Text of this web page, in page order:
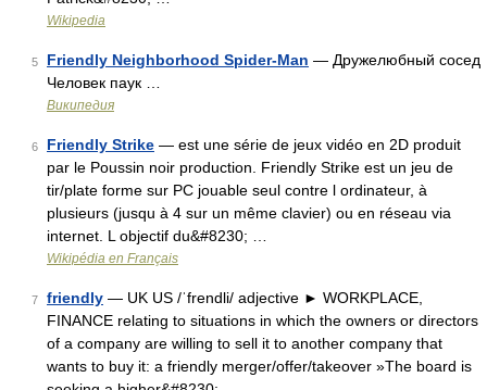
Wikipedia
5 Friendly Neighborhood Spider-Man — Дружелюбный сосед
Человек паук …
Википедия
6 Friendly Strike — est une série de jeux vidéo en 2D produit
par le Poussin noir production. Friendly Strike est un jeu de
tir/plate forme sur PC jouable seul contre l ordinateur, à
plusieurs (jusqu à 4 sur un même clavier) ou en réseau via
internet. L objectif du&#8230; …
Wikipédia en Français
7 friendly — UK US /ˈfrendli/ adjective ► WORKPLACE,
FINANCE relating to situations in which the owners or directors
of a company are willing to sell it to another company that
wants to buy it: a friendly merger/offer/takeover »The board is